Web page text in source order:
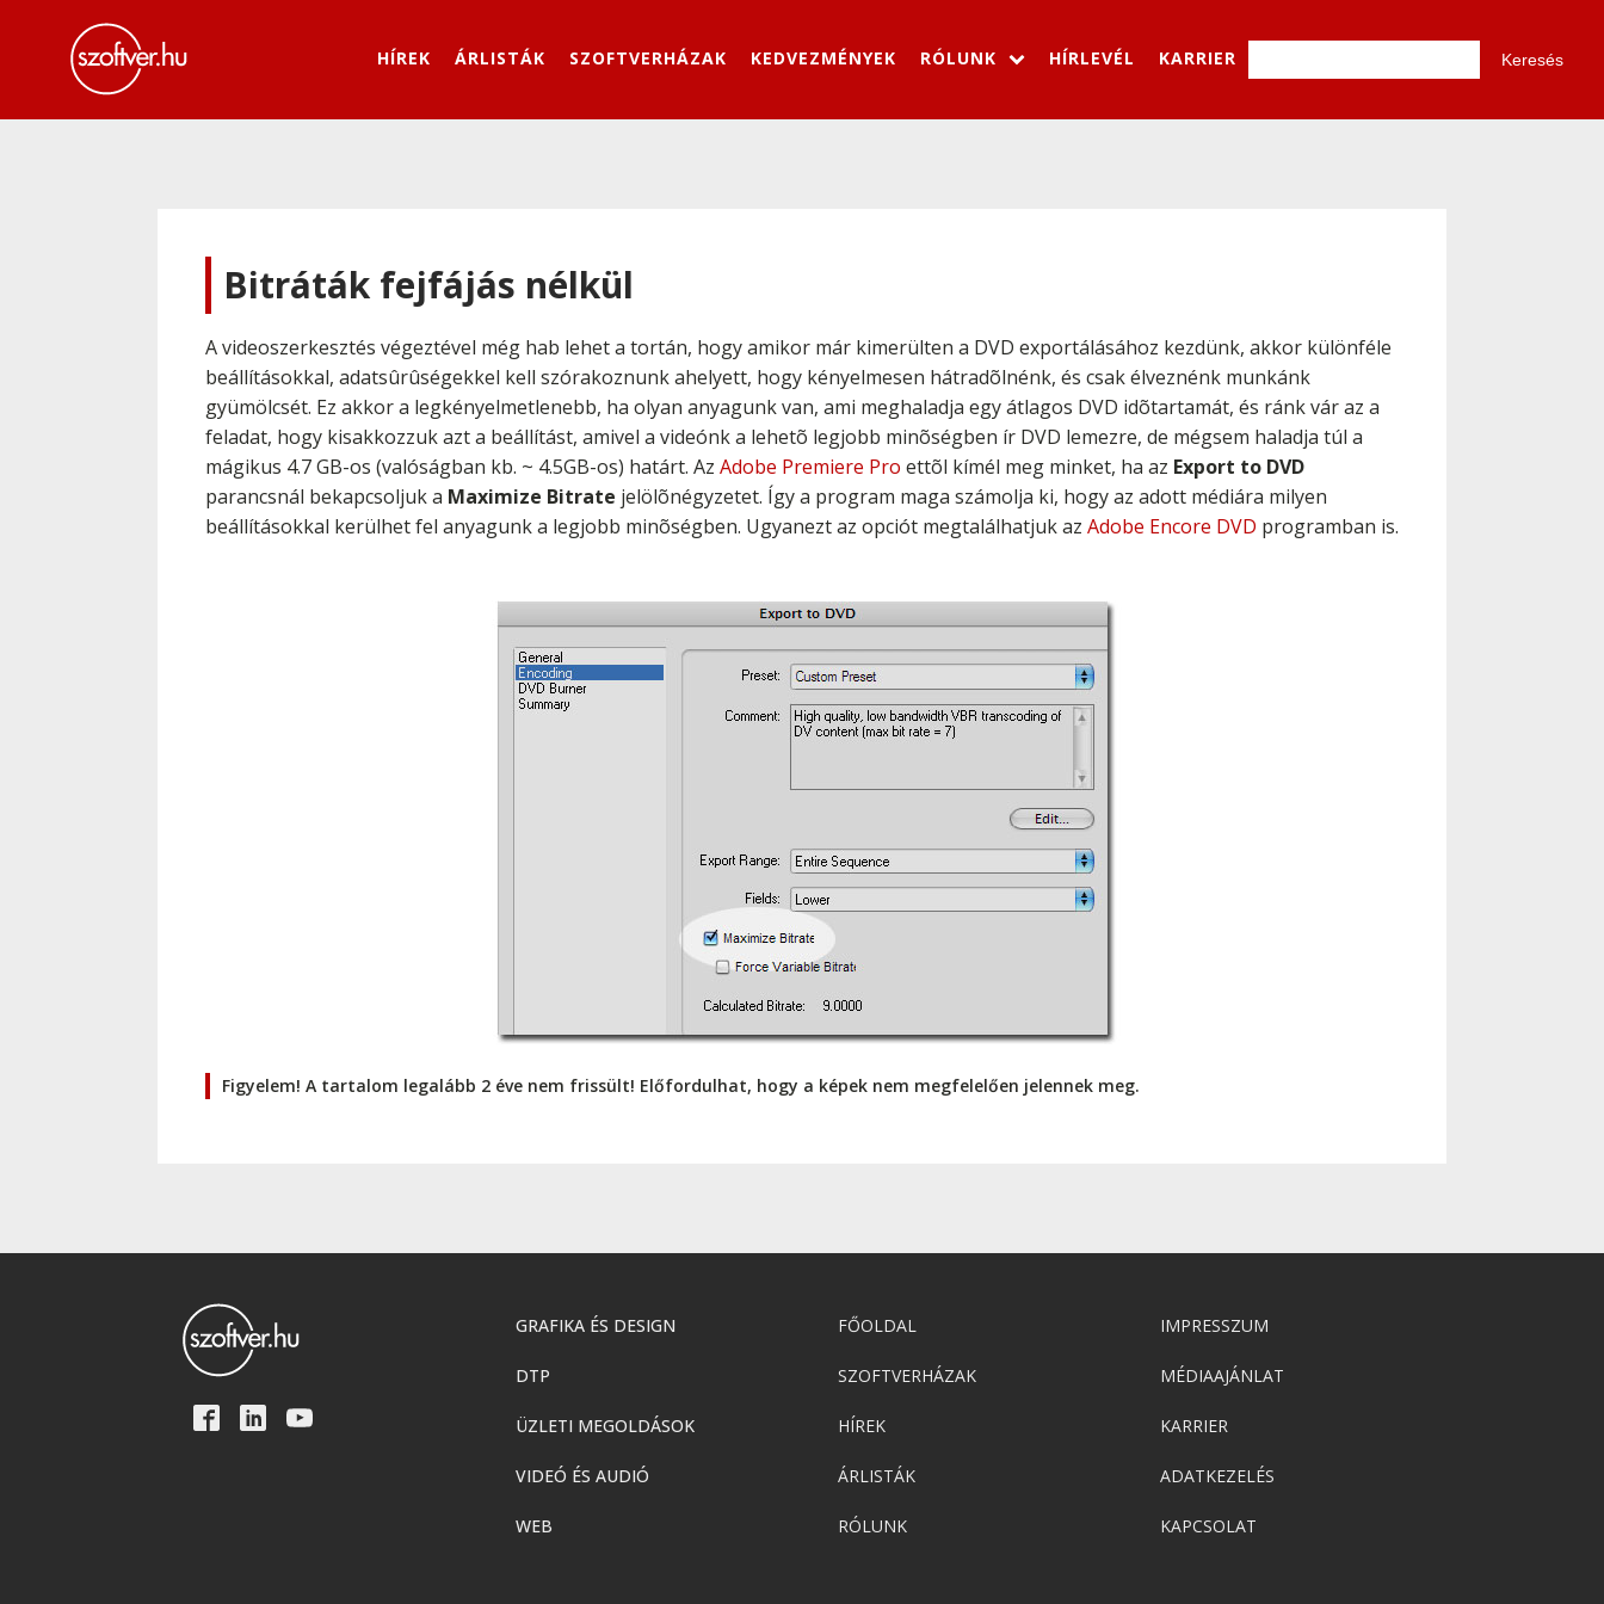
HÍREK ÁRLISTÁK SZOFTVERHÁZAK KEDVEZMÉNYEK RÓLUNK HÍRLEVÉL KARRIER
Bitráták fejfájás nélkül
A videoszerkesztés végeztével még hab lehet a tortán, hogy amikor már kimerülten a DVD exportálásához kezdünk, akkor különféle
beállításokkal, adatsûrûségekkel kell szórakoznunk ahelyett, hogy kényelmesen hátradõlnénk, és csak élveznénk munkánk
gyümölcsét. Ez akkor a legkényelmetlenebb, ha olyan anyagunk van, ami meghaladja egy átlagos DVD idõtartamát, és ránk vár az a
feladat, hogy kisakkozzuk azt a beállítást, amivel a videónk a lehetõ legjobb minõségben ír DVD lemezre, de mégsem haladja túl a
mágikus 4.7 GB-os (valóságban kb. ~ 4.5GB-os) határt. Az Adobe Premiere Pro ettõl kímél meg minket, ha az Export to DVD
parancsnál bekapcsoljuk a Maximize Bitrate jelölõnégyzetet. Így a program maga számolja ki, hogy az adott médiára milyen
beállításokkal kerülhet fel anyagunk a legjobb minõségben. Ugyanezt az opciót megtalálhatjuk az Adobe Encore DVD programban is.
Figyelem! A tartalom legalább 2 éve nem frissült! Előfordulhat, hogy a képek nem megfelelően jelennek meg.
GRAFIKA ÉS DESIGN
DTP
ÜZLETI MEGOLDÁSOK
VIDEÓ ÉS AUDIÓ
WEB
FŐOLDAL
SZOFTVERHÁZAK
HÍREK
ÁRLISTÁK
RÓLUNK
IMPRESSZUM
MÉDIAAJÁNLAT
KARRIER
ADATKEZELÉS
KAPCSOLAT